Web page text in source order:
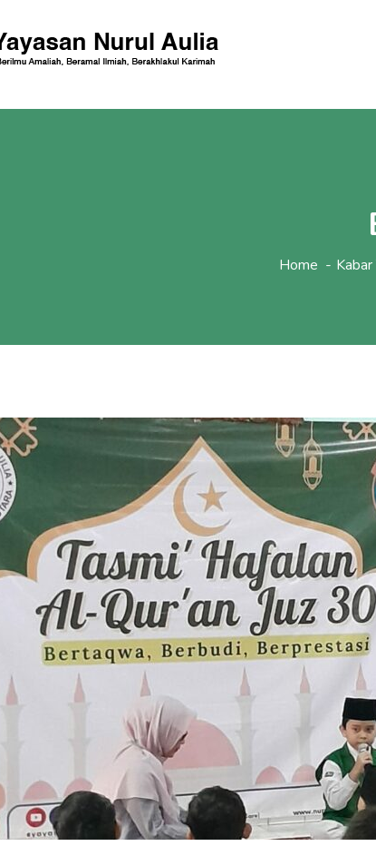
Home